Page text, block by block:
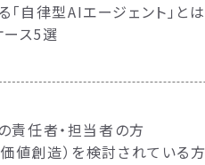
律型AIエージェント」とは
ス5選
責任者・担当者の方
値創造）を検討されている方